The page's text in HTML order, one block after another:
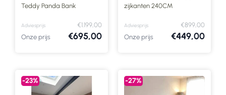
Teddy Panda Bank
Adviesprijs
€1.199,00
Onze prijs
€695,00
zijkanten 240CM
Adviesprijs
€899,00
Onze prijs
€449,00
-23% -27%